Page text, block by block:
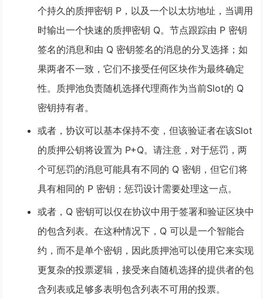
个持久的质押密钥 P ，以及一个以太坊地址 ，当调用
时输出一个快速的质押密钥 Q。节点跟踪由 P 密钥
签名的消息和由 Q 密钥签名的消息的分叉选择；如
果两者不一致，它们不接受任何区块作为最终确定
性。质押池负责随机选择代理商作为当前Slot的 Q
密钥持有者。
或者，协议可以基本保持不变，但该验证者在该Slot
的质押公钥将设置为 P+Q。请注意，对于惩罚，两
个可惩罚的消息可能具有不同的 Q 密钥，但它们将
具有相同的 P 密钥；惩罚设计需要处理这一点。
或者，Q 密钥可以仅在协议中用于签署和验证区块中
的包含列表。在这种情况下，Q 可以是一个智能合
约，而不是单个密钥，因此质押池可以使用它来实现
更复杂的投票逻辑，接受来自随机选择的提供者的包
含列表或足够多表明包含列表不可用的投票。